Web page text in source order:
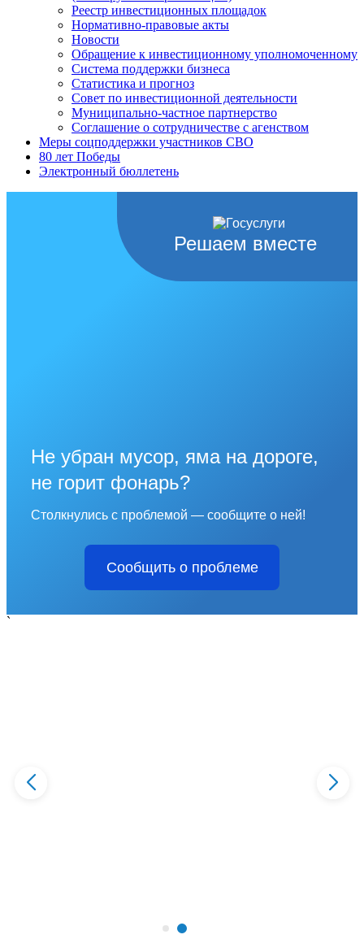
Реестр инвестиционных площадок
Нормативно-правовые акты
Новости
Обращение к инвестиционному уполномоченному
Система поддержки бизнеса
Статистика и прогноз
Совет по инвестиционной деятельности
Муниципально-частное партнерство
Соглашение о сотрудничестве с агенством
Меры соцподдержки участников СВО
80 лет Победы
Электронный бюллетень
Решаем вместе
Не убран мусор, яма на дороге,
не горит фонарь?
Столкнулись с проблемой — сообщите о ней!
Сообщить о проблеме
`